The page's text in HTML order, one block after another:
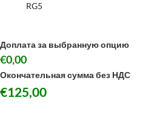
RG5
Доплата за выбранную опцию
€0,00
Окончательная сумма без НДС
€125,00